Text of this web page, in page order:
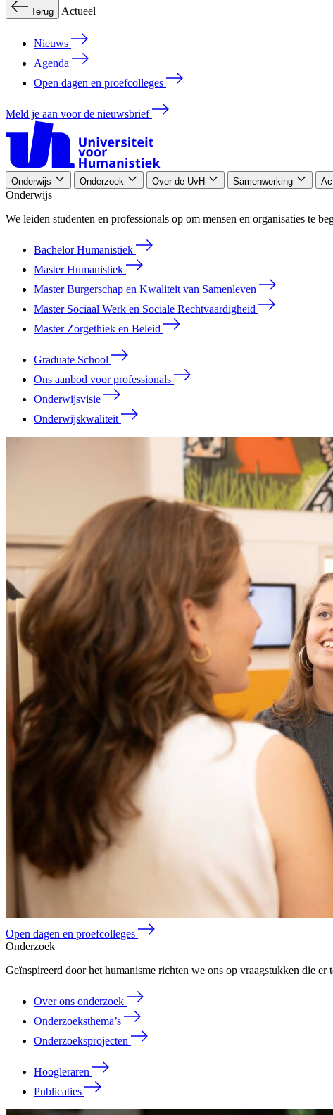
Terug Actueel
Nieuws
Agenda
Open dagen en proefcolleges
Meld je aan voor de nieuwsbrief
Onderwijs Onderzoek Over de UvH Samenwerking
Onderwijs
We leiden studenten en professionals op om mensen en organisaties te
Bachelor Humanistiek
Master Humanistiek
Master Burgerschap en Kwaliteit van Samenleven
Master Sociaal Werk en Sociale Rechtvaardigheid
Master Zorgethiek en Beleid
Graduate School
Ons aanbod voor professionals
Onderwijsvisie
Onderwijskwaliteit
Open dagen en proefcolleges
Onderzoek
Geïnspireerd door het humanisme richten we ons op vraagstukken die
Over ons onderzoek
Onderzoeksthema’s
Onderzoeksprojecten
Hoogleraren
Publicaties